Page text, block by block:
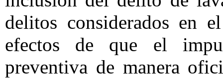
delitos considerados en
efectos de que el
preventiva de manera